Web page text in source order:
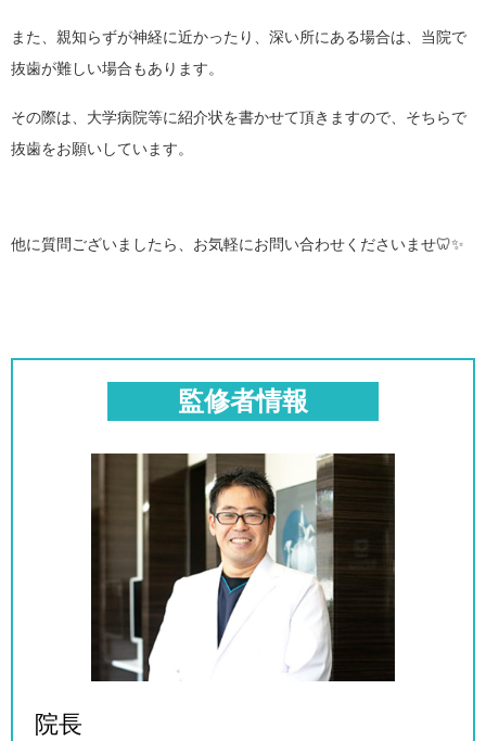
また、親知らずが神経に近かったり、深い所にある場合は、当院で
抜歯が難しい場合もあります。
その際は、大学病院等に紹介状を書かせて頂きますので、そちらで
抜歯をお願いしています。
他に質問ございましたら、お気軽にお問い合わせくださいませ🦷✨
監修者情報
院長